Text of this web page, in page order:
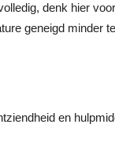
denk hier
geneigd minder
en